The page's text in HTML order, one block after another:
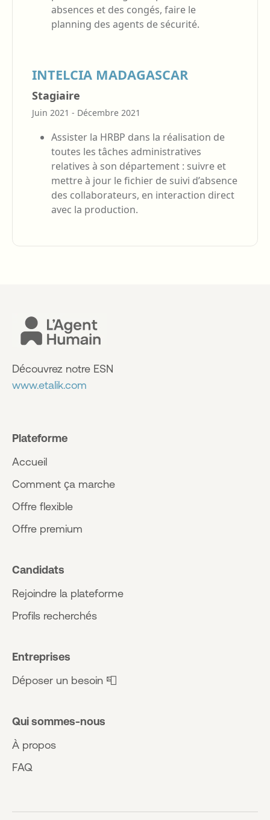
absences et des congés, faire le
planning des agents de sécurité.
INTELCIA MADAGASCAR
Stagiaire
Juin 2021 - Décembre 2021
Assister la HRBP dans la réalisation de
toutes les tâches administratives
relatives à son département : suivre et
mettre à jour le fichier de suivi d’absence
des collaborateurs, en interaction direct
avec la production.
Découvrez notre ESN
www.etalik.com
Plateforme
Accueil
Comment ça marche
Offre flexible
Offre premium
Candidats
Rejoindre la plateforme
Profils recherchés
Entreprises
Déposer un besoin 📮
Qui sommes-nous
À propos
FAQ